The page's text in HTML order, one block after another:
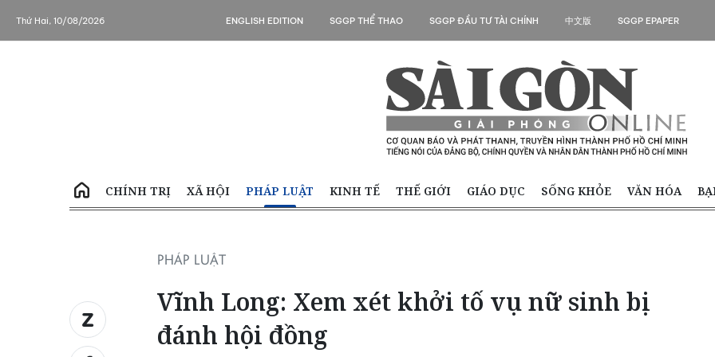
Thứ Hai, 10/08/2026 ENGLISH EDITION SGGP THỂ THAO SGGP ĐẦU TƯ TÀI CHÍNH 中文版 SGGP EPAPER
CHÍNH TRỊ XÃ HỘI PHÁP LUẬT KINH TẾ THẾ GIỚI GIÁO DỤC SỐNG KHỎE VĂN HÓA
PHÁP LUẬT
Vĩnh Long: Xem xét khởi tố vụ nữ sinh bị
đánh hội đồng